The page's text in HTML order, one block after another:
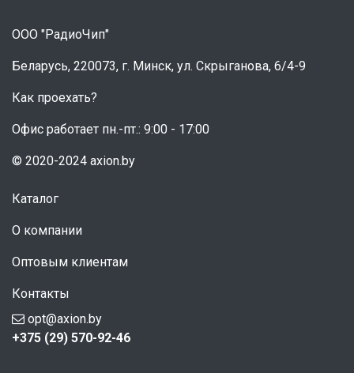
ООО "РадиоЧип"
Беларусь, 220073, г. Минск, ул. Скрыганова, 6/4-9
Как проехать?
Офис работает пн.-пт.: 9:00 - 17:00
© 2020-2024 axion.by
Каталог
О компании
Оптовым клиентам
Контакты
opt@axion.by
+375 (29) 570-92-46